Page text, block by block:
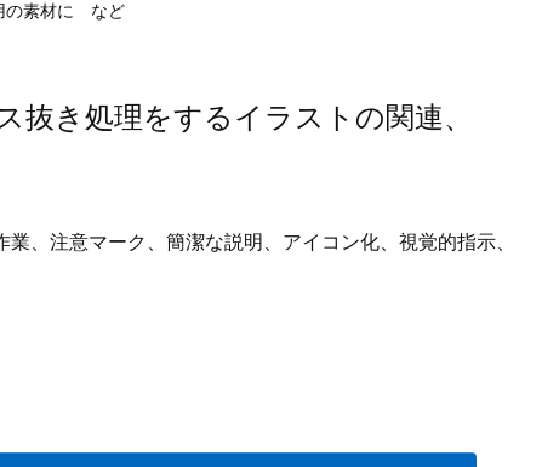
の素材に など
抜き処理をするイラストの関連、
、注意マーク、簡潔な説明、アイコン化、視覚的指示、